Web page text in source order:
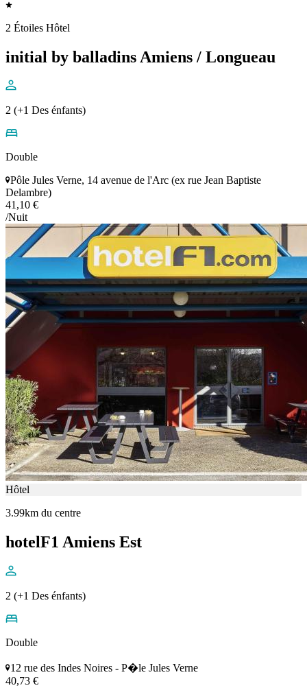
2 Étoiles Hôtel
initial by balladins Amiens / Longueau
2 (+1 Des énfants)
Double
Pôle Jules Verne, 14 avenue de l'Arc (ex rue Jean Baptiste
Delambre)
41,10 €
/Nuit
Hôtel
3.99km du centre
hotelF1 Amiens Est
2 (+1 Des énfants)
Double
12 rue des Indes Noires - P�le Jules Verne
40,73 €